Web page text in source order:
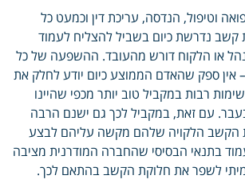
וטיפול, הנדסה, עריכת דין וכמעט כל
קשב נדרשת כיום בשביל להצליח לעמוד
או הלקוח דורש מהעובד. ההשפעה של כל
– אין ספק שהאדם הממוצע כיום יודע לחלק את
רבות במקביל טוב יותר מכפי שהיינו
עם זאת, במקביל לכך גם ישנם הרבה
הקשב הלקויה שלהם מקשה עליהם לבצע
בתנאי הבסיסי שהחברה המודרנית מציבה
לשפר את חלוקת הקשב בהתאם לכך.